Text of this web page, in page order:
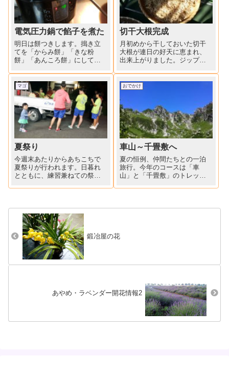
電気圧力鍋で餡子を煮た
明日は餅つきします。搗き立
てを「からみ餅」「きな粉
餅」「あんころ餅」にして食
圧力鍋であんこを作りまし
た。三度ほど煮こぼした小豆
を圧力鍋に水と一緒に入れて
18分にセット。吹きこぼれ
も、圧力の調整もなしで、ほ
ったらかし...
切干大根完成
月初めから干しておいた切干
大根が連日の好天に恵まれ、
出来上がりました。ジップロ
存しました。後口も上手くで
きるといいな。大根、白菜漬
きたら、ゆず、柿の皮、昆
布、ニンニク、そして赤唐辛
子入れて...
マゴ
夏祭り
今週末あたりからあちこちで
夏祭りが行われます。日暮れ
とともに、練習兼ねての祭り
の割りばしで、太鼓打ちのマ
ネして大喜びです。ジジの脚
借りて、家での練習に余念が
ありま...
おでかけ
車山～千畳敷へ
夏の恒例、仲間たちとの一泊
旅行。今年のコースは「車
山」と「千畳敷」のトレッキ
平均年齢65～66才位、かな(1
鍛冶屋の花
あやめ・ラベンダー開花情報2